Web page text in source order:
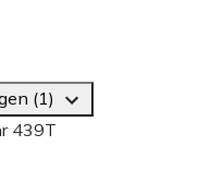
(1)
439T